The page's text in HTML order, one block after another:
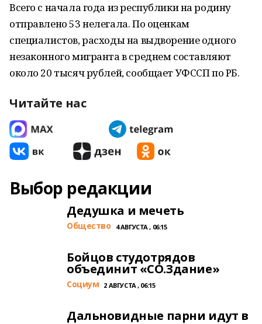
Всего с начала года из республики на родину
отправлено ­53 нелегала. По оценкам
специалистов, расходы на выдворение одного
незаконного мигранта в среднем составляют
около 20 тысяч рублей, сообщает УФССП по РБ.
Читайте нас
Выбор редакции
Дедушка и мечеть
Общество 4 АВГУСТА , 06:15
Бойцов студотрядов
объединит «СО.Здание»
Cоциум 2 АВГУСТА , 06:15
Дальновидные парни идут в